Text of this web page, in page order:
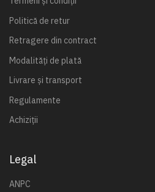
Politică de retur
Retragere din contract
Modalități de plată
Livrare și transport
Regulamente
Achiziții
Legal
ANPC